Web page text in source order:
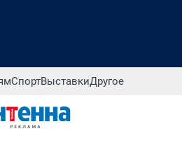
СпортВыставкиДругое